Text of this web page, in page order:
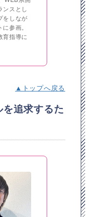
ンスとし
をしなが
参画。
育指導に
▲トップへ戻る
追求するた